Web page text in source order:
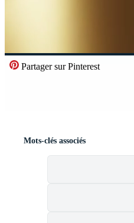
Partager sur Pinterest
Mots-clés associés